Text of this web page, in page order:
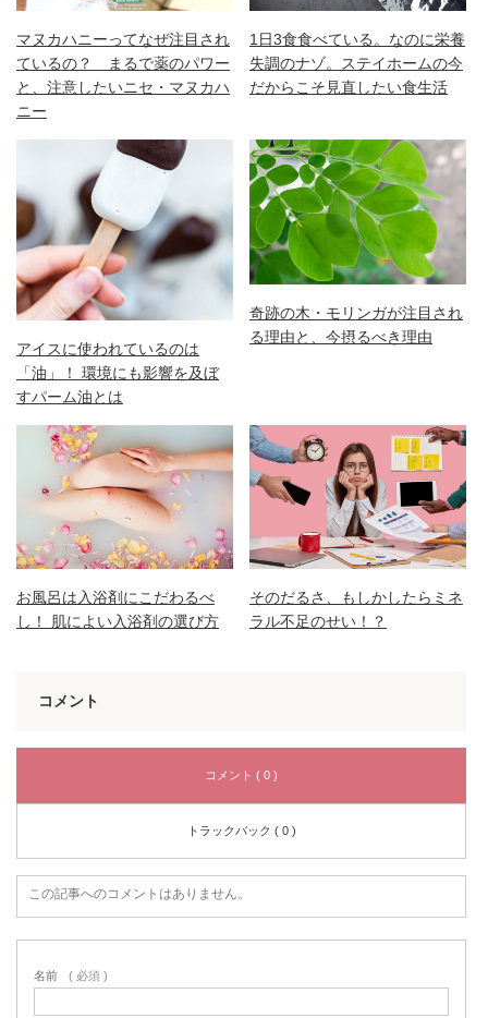
マヌカハニーってなぜ注目され
ているの？ まるで薬のパワー
と、注意したいニセ・マヌカハ
ニー
1日3食食べている。なのに栄養
失調のナゾ。ステイホームの今
だからこそ見直したい食生活
アイスに使われているのは
「油」！ 環境にも影響を及ぼ
すパーム油とは
奇跡の木・モリンガが注目され
る理由と、今摂るべき理由
お風呂は入浴剤にこだわるべ
し！ 肌によい入浴剤の選び方
そのだるさ、もしかしたらミネ
ラル不足のせい！？
コメント
コメント ( 0 )
トラックバック ( 0 )
この記事へのコメントはありません。
名前 ( 必須 )